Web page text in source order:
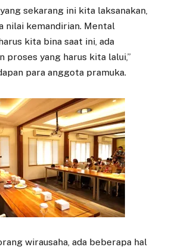
sekarang ini kita laksanakan,
nilai kemandirian. Mental
kita bina saat ini, ada
proses yang harus kita lalui,”
para anggota pramuka.
wirausaha, ada beberapa hal